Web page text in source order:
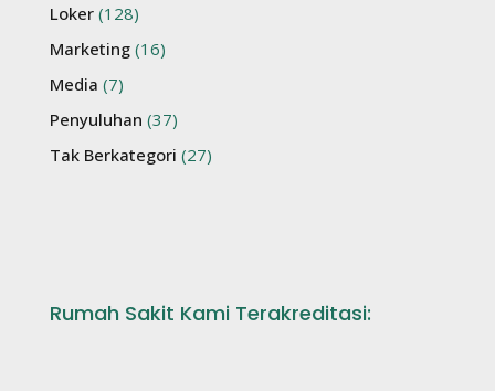
Loker (128)
Marketing (16)
Media (7)
Penyuluhan (37)
Tak Berkategori (27)
Rumah Sakit Kami Terakreditasi: